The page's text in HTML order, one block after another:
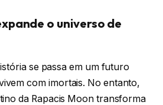
o universo de
se passa em um futuro
com imortais. No entanto,
da Rapacis Moon transforma